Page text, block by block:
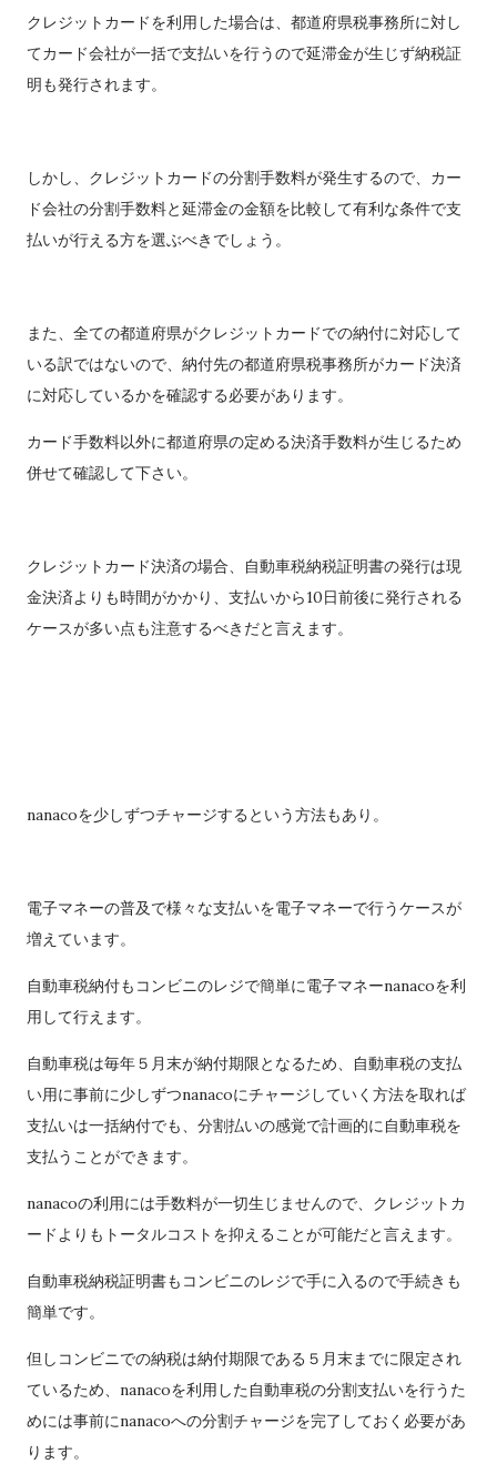
クレジットカードを利用した場合は、都道府県税事務所に対し
てカード会社が一括で支払いを行うので延滞金が生じず納税証
明も発行されます。
しかし、クレジットカードの分割手数料が発生するので、カー
ド会社の分割手数料と延滞金の金額を比較して有利な条件で支
払いが行える方を選ぶべきでしょう。
また、全ての都道府県がクレジットカードでの納付に対応して
いる訳ではないので、納付先の都道府県税事務所がカード決済
に対応しているかを確認する必要があります。
カード手数料以外に都道府県の定める決済手数料が生じるため
併せて確認して下さい。
クレジットカード決済の場合、自動車税納税証明書の発行は現
金決済よりも時間がかかり、支払いから10日前後に発行される
ケースが多い点も注意するべきだと言えます。
nanacoを少しずつチャージするという方法もあり。
電子マネーの普及で様々な支払いを電子マネーで行うケースが
増えています。
自動車税納付もコンビニのレジで簡単に電子マネーnanacoを利
用して行えます。
自動車税は毎年５月末が納付期限となるため、自動車税の支払
い用に事前に少しずつnanacoにチャージしていく方法を取れば
支払いは一括納付でも、分割払いの感覚で計画的に自動車税を
支払うことができます。
nanacoの利用には手数料が一切生じませんので、クレジットカ
ードよりもトータルコストを抑えることが可能だと言えます。
自動車税納税証明書もコンビニのレジで手に入るので手続きも
簡単です。
但しコンビニでの納税は納付期限である５月末までに限定され
ているため、nanacoを利用した自動車税の分割支払いを行うた
めには事前にnanacoへの分割チャージを完了しておく必要があ
ります。